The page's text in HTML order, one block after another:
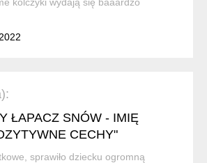
ŁAPACZ SNÓW - IMIĘ
CECHY"
sprawiło dziecku ogromną